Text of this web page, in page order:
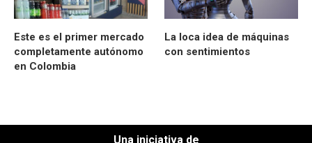
Este es el primer mercado
completamente autónomo
en Colombia
La loca idea de máquinas
con sentimientos
Una iniciativa de